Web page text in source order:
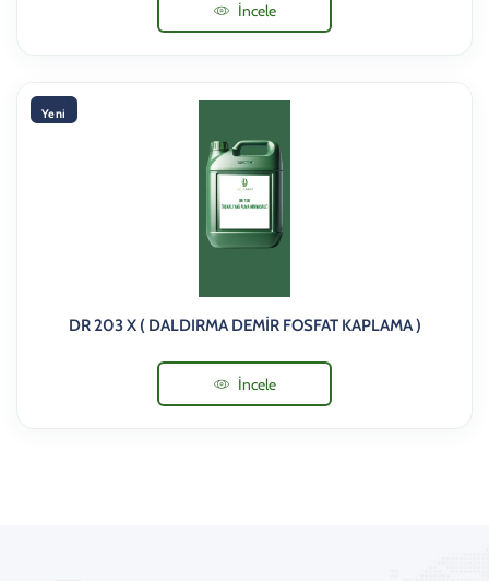
İncele
Yeni
DR 203 X ( DALDIRMA DEMİR FOSFAT KAPLAMA )
İncele